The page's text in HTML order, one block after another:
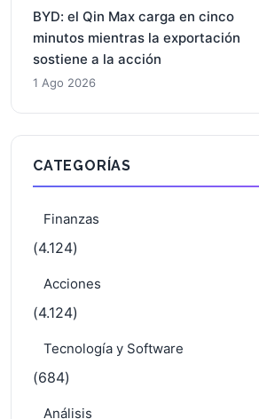
BYD: el Qin Max carga en cinco
minutos mientras la exportación
sostiene a la acción
1 Ago 2026
CATEGORÍAS
Finanzas
(4.124)
Acciones
(4.124)
Tecnología y Software
(684)
Análisis